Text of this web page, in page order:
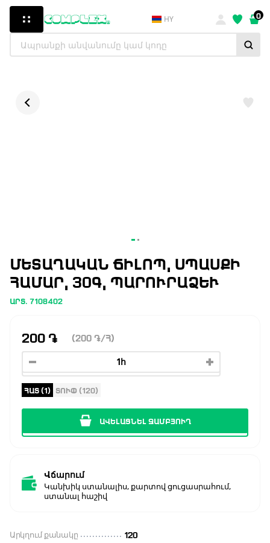
HY 0
ՄԵՏԱՂԱԿԱՆ ՃԻԼՈՊ, ՍՊԱՍՔԻ
ՀԱՄԱՐ, 30Գ, ՊԱՐՈՒՐԱՁԵՒ
ԱՐՏ. 7108402
200 ֏ (200 ֏ /Հ)
ՀԱՏ (1) ՏՈՒՓ (120)
ԱՎԵԼԱՑՆԵԼ ԶԱՄԲՅՈՒՂ
Վճարում
Կանխիկ ստանալիս, քարտով ցուցասրահում,
ստանալ հաշիվ
Արկղում քանակը 120